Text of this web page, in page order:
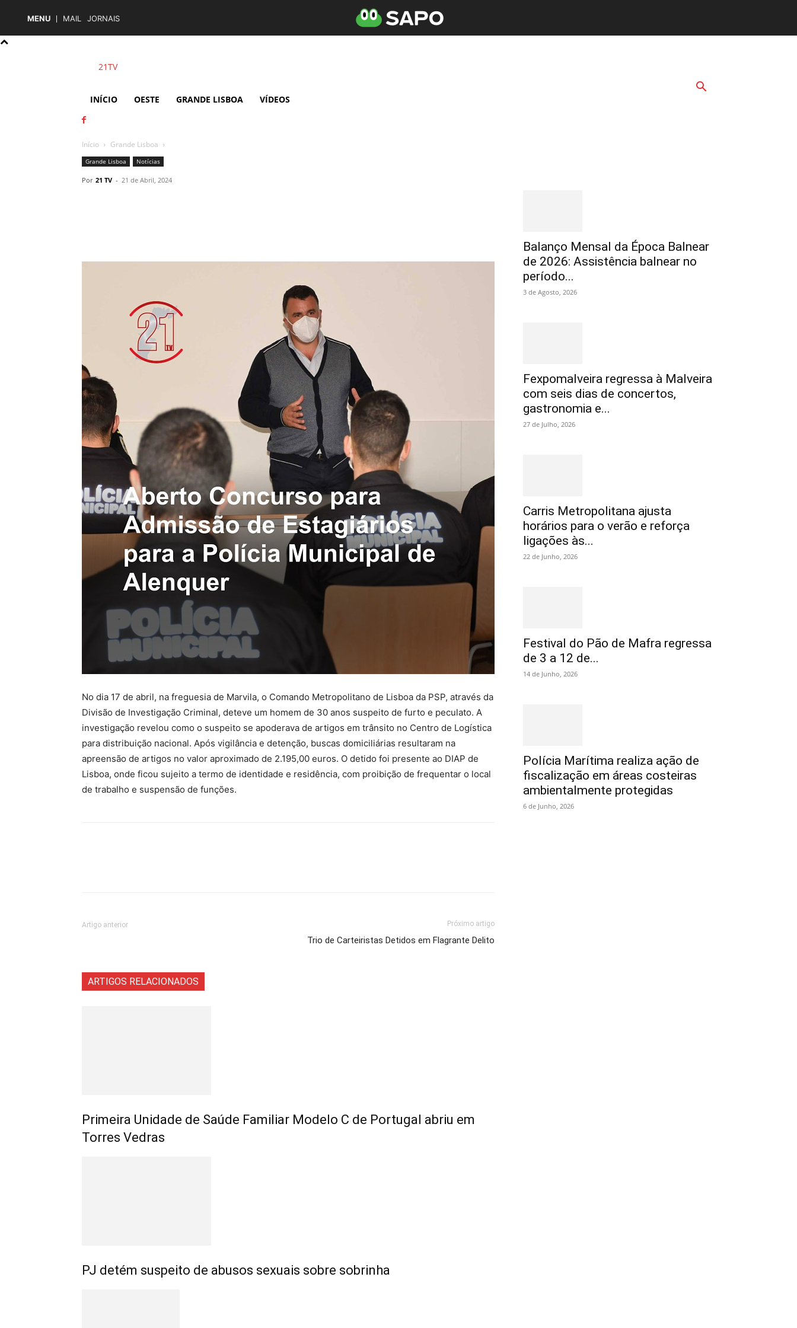
MENU MAIL JORNAIS
21TV
INÍCIO OESTE GRANDE LISBOA VÍDEOS
Início Grande Lisboa
Grande Lisboa Notícias
Por 21 TV - 21 de Abril, 2024
No dia 17 de abril, na freguesia de Marvila, o Comando Metropolitano de Lisboa da PSP, através da
Divisão de Investigação Criminal, deteve um homem de 30 anos suspeito de furto e peculato. A
investigação revelou como o suspeito se apoderava de artigos em trânsito no Centro de Logística
para distribuição nacional. Após vigilância e detenção, buscas domiciliárias resultaram na
apreensão de artigos no valor aproximado de 2.195,00 euros. O detido foi presente ao DIAP de
Lisboa, onde ficou sujeito a termo de identidade e residência, com proibição de frequentar o local
de trabalho e suspensão de funções.
Artigo anterior Próximo artigo
Trio de Carteiristas Detidos em Flagrante Delito
ARTIGOS RELACIONADOS
Primeira Unidade de Saúde Familiar Modelo C de Portugal abriu em
Torres Vedras
PJ detém suspeito de abusos sexuais sobre sobrinha
Balanço Mensal da Época Balnear
de 2026: Assistência balnear no
período...
3 de Agosto, 2026
Fexpomalveira regressa à Malveira
com seis dias de concertos,
gastronomia e...
27 de Julho, 2026
Carris Metropolitana ajusta
horários para o verão e reforça
ligações às...
22 de Junho, 2026
Festival do Pão de Mafra regressa
de 3 a 12 de...
14 de Junho, 2026
Polícia Marítima realiza ação de
fiscalização em áreas costeiras
ambientalmente protegidas
6 de Junho, 2026